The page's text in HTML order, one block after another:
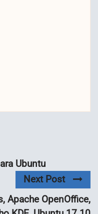
Ubuntu
Next Post
Apache OpenOffice,